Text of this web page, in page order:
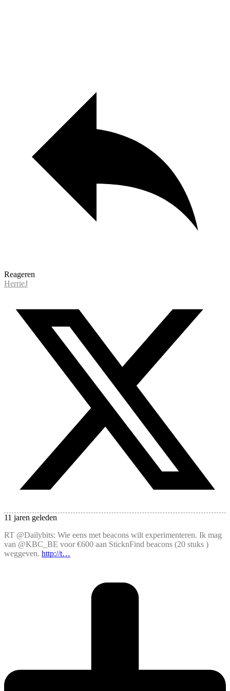
Reageren
HerrieJ
11 jaren geleden
RT @Dailybits: Wie eens met beacons wilt experimenteren. Ik mag
van @KBC_BE voor €600 aan SticknFind beacons (20 stuks )
weggeven. http://t…